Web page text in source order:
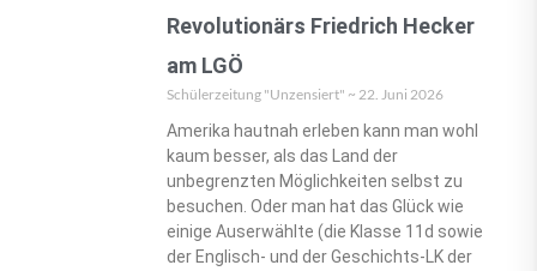
Revolutionärs Friedrich Hecker
am LGÖ
Schülerzeitung "Unzensiert" 22. Juni 2026
Amerika hautnah erleben kann man wohl
kaum besser, als das Land der
unbegrenzten Möglichkeiten selbst zu
besuchen. Oder man hat das Glück wie
einige Auserwählte (die Klasse 11d sowie
der Englisch- und der Geschichts-LK der